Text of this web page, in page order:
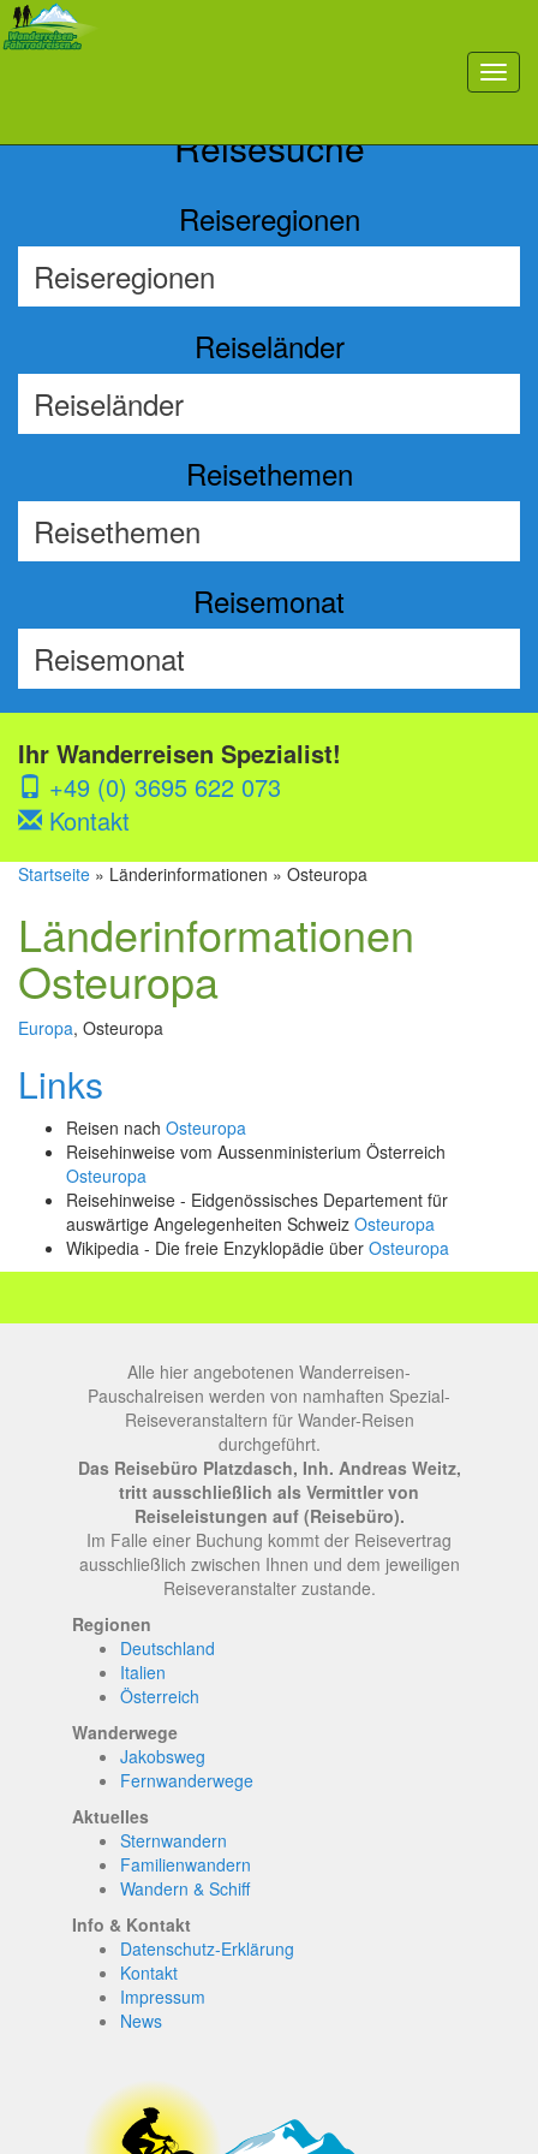
toggle
Reisesuche
Reiseregionen
Reiseländer
Reisethemen
Reisemonat
Ihr Wanderreisen Spezialist!
+49 (0) 3695 622 073
Kontakt
Startseite » Länderinformationen » Osteuropa
Länderinformationen
Osteuropa
Europa, Osteuropa
Links
Reisen nach Osteuropa
Reisehinweise vom Aussenministerium Österreich
Osteuropa
Reisehinweise - Eidgenössisches Departement für
auswärtige Angelegenheiten Schweiz Osteuropa
Wikipedia - Die freie Enzyklopädie über Osteuropa
Alle hier angebotenen Wanderreisen-
Pauschalreisen werden von namhaften Spezial-
Reiseveranstaltern für Wander-Reisen
durchgeführt.
Das Reisebüro Platzdasch, Inh. Andreas Weitz,
tritt ausschließlich als Vermittler von
Reiseleistungen auf (Reisebüro).
Im Falle einer Buchung kommt der Reisevertrag
ausschließlich zwischen Ihnen und dem jeweiligen
Reiseveranstalter zustande.
Regionen
Deutschland
Italien
Österreich
Wanderwege
Jakobsweg
Fernwanderwege
Aktuelles
Sternwandern
Familienwandern
Wandern & Schiff
Info & Kontakt
Datenschutz-Erklärung
Kontakt
Impressum
News